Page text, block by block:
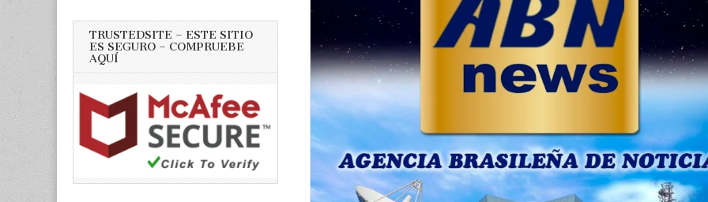
TRUSTEDSITE – ESTE SITIO
ES SEGURO – COMPRUEBE
AQUÍ